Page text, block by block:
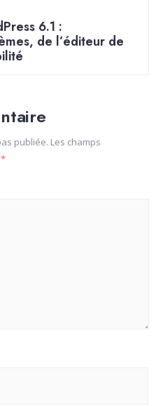
6.1 :
de l’éditeur de
publiée. Les champs
*